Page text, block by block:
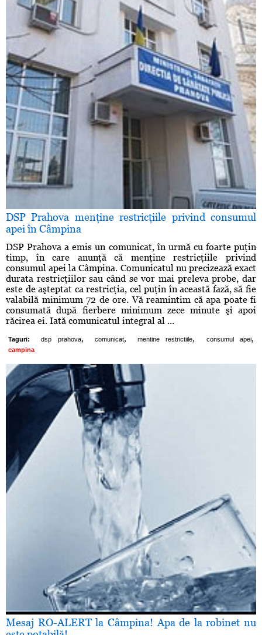
DSP Prahova menţine restricţiile privind consumul
apei în Câmpina
DSP Prahova a emis un comunicat, în urmă cu foarte puţin
timp, în care anunţă că menţine restricţiile privind
consumul apei la Câmpina. Comunicatul nu precizează exact
durata restricţiilor sau când se vor mai preleva probe, dar
este de aşteptat ca restricţia, cel puţin în această fază, să fie
valabilă minimum 72 de ore. Vă reamintim că apa poate fi
consumată după fierbere minimum zece minute şi apoi
răcirea ei. Iată comunicatul integral al ...
Taguri: dsp prahova, comunicat, mentine restrictiile, consumul apei,
campina
Mesaj RO-ALERT la Câmpina! Apa de la robinet nu